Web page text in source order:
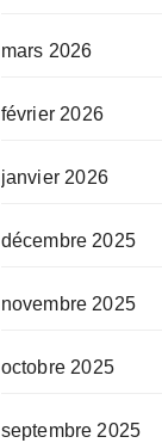
mars 2026
février 2026
janvier 2026
décembre 2025
novembre 2025
octobre 2025
septembre 2025